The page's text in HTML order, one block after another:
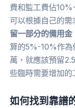
費和監工費佔
可以根據自己的
留一部分的備用金
算的5%-10%作為
萬，就應該預留
些臨時需要增加的
如何找到靠譜